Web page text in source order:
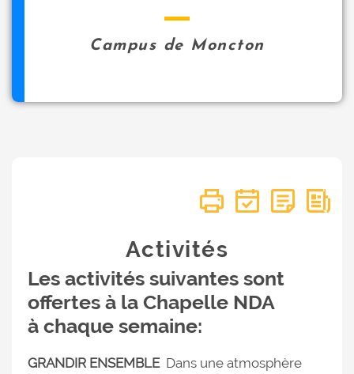
Campus de Moncton
Activités
Les activités suivantes sont
offertes à la Chapelle NDA
à chaque semaine:
GRANDIR ENSEMBLEDans une atmosphère